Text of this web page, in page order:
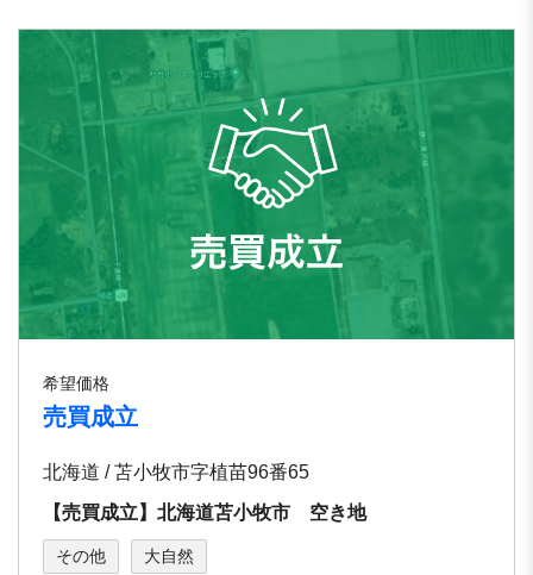
希望価格
売買成立
北海道 / 苫小牧市字植苗96番65
【売買成立】北海道苫小牧市 空き地
その他 大自然